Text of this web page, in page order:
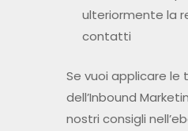
ulteriormente la
contatti
Se vuoi applicare le
dell’Inbound
nostri consigli